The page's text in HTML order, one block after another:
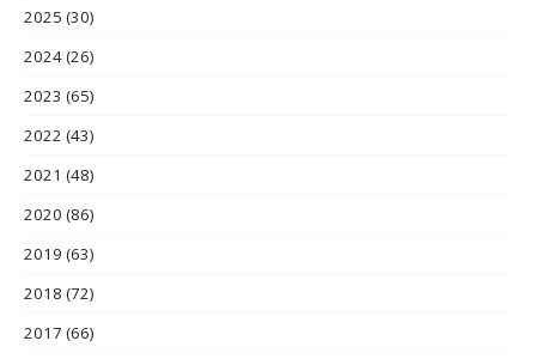
2025 (30)
2024(26)
2023 (65)
2022 (43)
2021 (48)
2020 (86)
2019 (63)
2018 (72)
2017 (66)